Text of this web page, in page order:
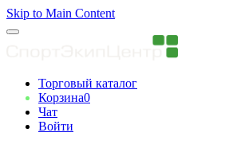
Skip to Main Content
Торговый каталог
Корзина0
Чат
Войти